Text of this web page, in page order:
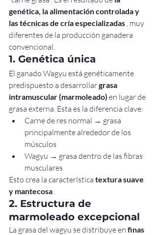
genética, la alimentación controlada y
las técnicas de cría especializadas , muy
diferentes de la producción ganadera
convencional.
1. Genética única
El ganado Wagyu está genéticamente
predispuesto a desarrollar grasa
intramuscular (marmoleado) en lugar de
grasa externa. Esta es la diferencia clave:
Carne de res normal → grasa
principalmente alrededor de los
músculos
Wagyu → grasa dentro de las fibras
musculares
Esto crea la característica textura suave
y mantecosa
2. Estructura de
marmoleado excepcional
La grasa del wagyu se distribuye en finas